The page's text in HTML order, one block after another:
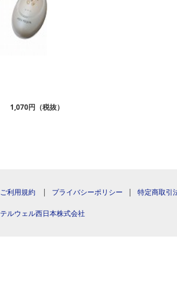
1,070円（税抜）
ご利用規約 | プライバシーポリシー | 特定商取引
テルウェル西日本株式会社